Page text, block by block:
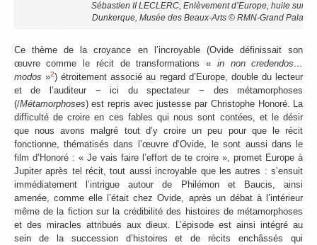
Sébastien II LECLERC, Enlèvement d’Europe, huile sur
Dunkerque, Musée des Beaux-Arts © RMN-Grand Palais /
Ce thème de la croyance en l’incroyable (Ovide définissait son
œuvre comme le récit de transformations « in non credendos…
modos »2) étroitement associé au regard d’Europe, double du lecteur
et de l’auditeur − ici du spectateur − des métamorphoses
(/Métamorphoses) est repris avec justesse par Christophe Honoré. La
difficulté de croire en ces fables qui nous sont contées, et le désir
que nous avons malgré tout d’y croire un peu pour que le récit
fonctionne, thématisés dans l’œuvre d’Ovide, le sont aussi dans le
film d’Honoré : « Je vais faire l’effort de te croire », promet Europe à
Jupiter après tel récit, tout aussi incroyable que les autres : s’ensuit
immédiatement l’intrigue autour de Philémon et Baucis, ainsi
amenée, comme elle l’était chez Ovide, après un débat à l’intérieur
même de la fiction sur la crédibilité des histoires de métamorphoses
et des miracles attribués aux dieux. L’épisode est ainsi intégré au
sein de la succession d’histoires et de récits enchâssés qui